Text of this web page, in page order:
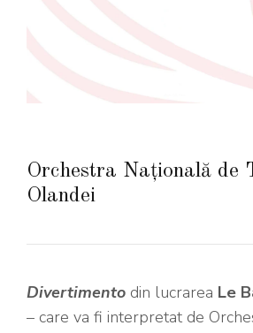
Orchestra Națională de
Olandei
Divertimento din lucrarea Le
– care va fi interpretat de